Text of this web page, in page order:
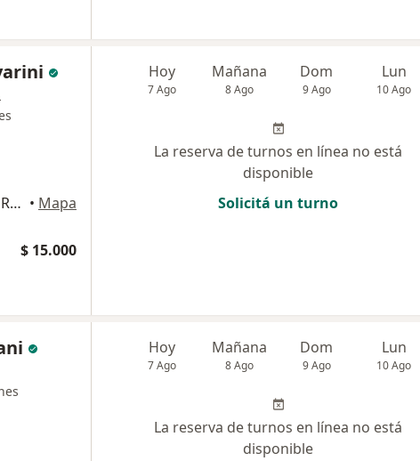
Mariano Moreno 1332 consultorio 3, Rosario • Mapa
$ 15.000
Hoy
7 Ago
Mañana
8 Ago
Dom
9 Ago
Lun
10 Ago
La reserva de turnos en línea no está
disponible
Solicitá un turno
Hoy
7 Ago
Mañana
8 Ago
Dom
9 Ago
Lun
10 Ago
La reserva de turnos en línea no está
disponible